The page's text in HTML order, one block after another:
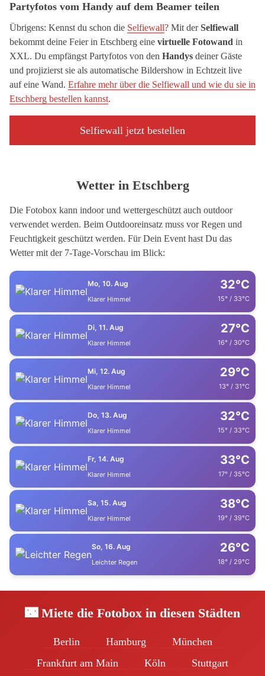
Partyfotos vom Handy auf dem Beamer teilen
Übrigens: Kennst du schon die Selfiewall? Mit derSelfiewall
bekommt deine Feier in Etschberg eine virtuelle Fotowand in
XXL. Du empfängst Partyfotos von den Handys deiner Gäste
und projizierst sie als automatische Bildershow in Echtzeit live
auf eine Wand. Erfahre mehr über die Selfiewall und wie du sie in
Etschberg bestellen kannst.
Selfiewall jetzt bestellen
Wetter in Etschberg
Die Fotobox kann indoor und wettergeschützt auch outdoor
verwendet werden. Beim Outdooreinsatz muss vor Regen und
Feuchtigkeit geschützt werden. Für Dein Event hast Du das
Wetter mit der 7-Tage-Vorschau im Blick:
Mo, 10. Aug
Klarer Himmel
32°C
15° / 33°C
Di, 11. Aug
Klarer Himmel
27°C
16° / 30°C
Mi, 12. Aug
Klarer Himmel
29°C
13° / 31°C
Do, 13. Aug
Klarer Himmel
32°C
15° / 33°C
Fr, 14. Aug
Klarer Himmel
33°C
17° / 35°C
Sa, 15. Aug
Klarer Himmel
38°C
19° / 39°C
So, 16. Aug
Leichter Regen
26°C
18° / 29°C
🌃 Miete die Fotobox in diesen Städten
Berlin Hamburg
München
Frankfurt am Main
Köln Stuttgart